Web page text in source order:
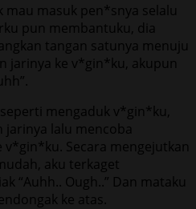
masuk pen*snya selalu
pun membantuku, dia
tangan satunya menuju
jarinya ke v*gin*ku, akupun
mengaduk v*gin*ku,
lalu mencoba
Secara mengejutkan
aku terkaget
“Auhh.. Ough..” Dan mataku
ke atas.